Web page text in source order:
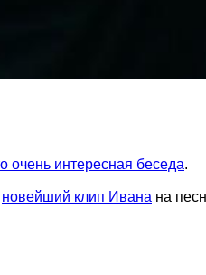
очень интересная беседа.
новейший клип Ивана на